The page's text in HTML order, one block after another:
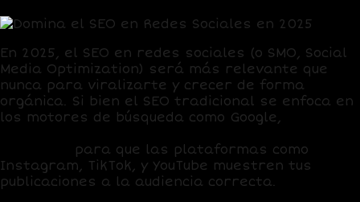
En 2025, el SEO en redes sociales (o SMO, Social
Media Optimization) será más relevante que
nunca para viralizarte y crecer de forma
orgánica. Si bien el SEO tradicional se enfoca en
los motores de búsqueda como Google,
para que las plataformas como
Instagram, TikTok, y YouTube muestren tus
publicaciones a la audiencia correcta.